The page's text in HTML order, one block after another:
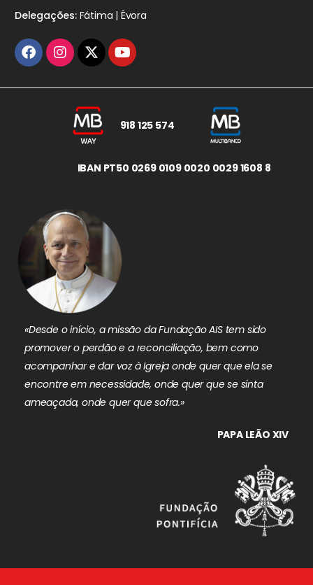
Delegações:Fátima | Évora
918 125 574
IBAN PT50 0269 0109 0020 0029 1608 8
«Desde o início, a missão da Fundação AIS tem sido
promover o perdão e a reconciliação, bem como
acompanhar e dar voz à Igreja onde quer que ela se
encontre em necessidade, onde quer que se sinta
ameaçada, onde quer que sofra.»
PAPA LEÃO XIV